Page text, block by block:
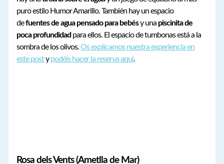
puro estilo Humor Amarillo. También hay un espacio
defuentes de agua pensado para bebésy una piscinita de
poca profundidad para ellos. El espacio de tumbonas está a la
sombra de los olivos.Os explicamos nuestra experiencia en
este postypodéis hacer la reserva aquí.
Rosa dels Vents (Ametlla de Mar)